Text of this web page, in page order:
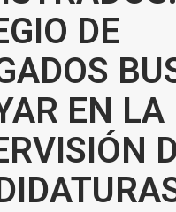
DE
EN LA